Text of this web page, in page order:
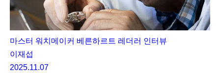
마스터 워치메이커 베른하르트 레더러 인터뷰
이재섭
2025.11.07